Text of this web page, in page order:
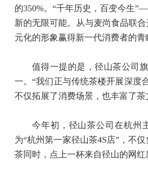
的350%。“千年历史，百变今生
新的无限可能。从与麦尚食品联
元化的形象赢得新一代消费者的青
值得一提的是，径山茶公司
一。“我们正与传统茶楼开展深度
不仅拓展了消费场景，也丰富了茶
今年初，径山茶公司在杭州
为“杭州第一家径山茶4S店”，不
茶同时，点上一杯来自径山的网红